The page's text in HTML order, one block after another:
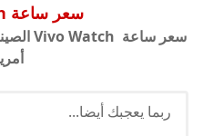
سعر ساعة
سعر ساعة Vivo Watch الصينية ،
ربما يعجبك أيضا...